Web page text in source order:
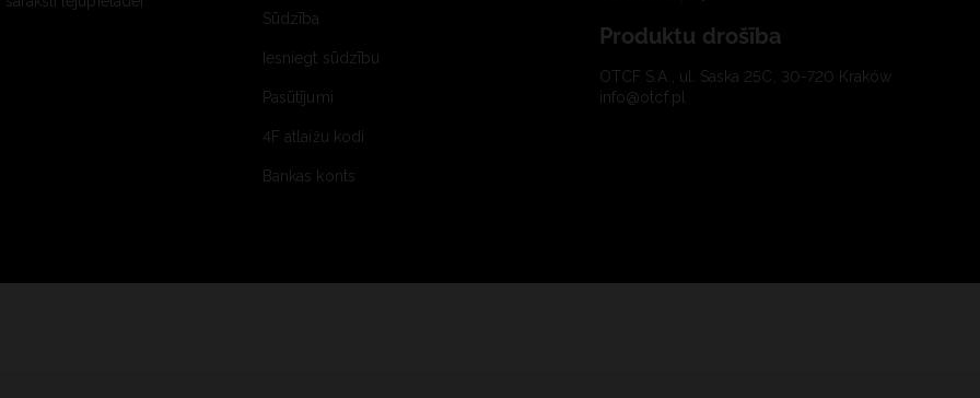
Sūdzība
Iesniegt sūdzību
Pasūtījumi
4F atlaižu kodi
Bankas konts
Produktu drošība
OTCF S.A., ul. Saska 25C, 30-720 Kraków
info@otcf.pl